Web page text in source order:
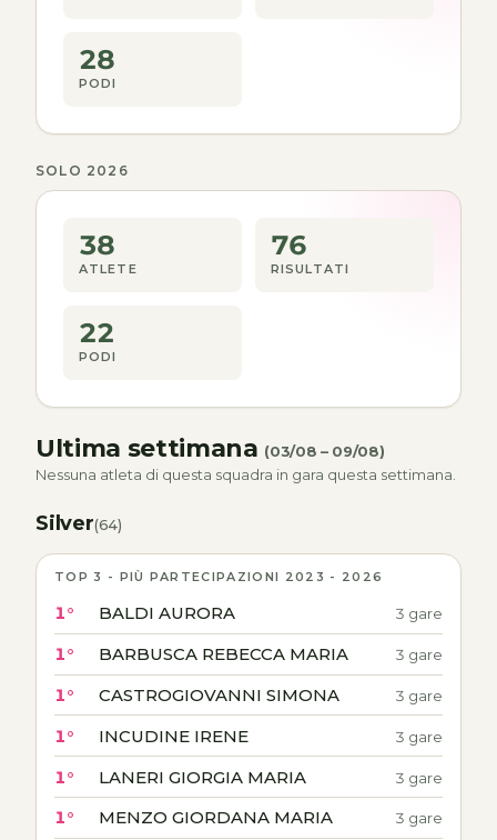
28
PODI
SOLO 2026
38
ATLETE
76
RISULTATI
22
PODI
Ultima settimana (03/08 – 09/08)
Nessuna atleta di questa squadra in gara questa settimana.
Silver(64)
TOP 3 - PIÙ PARTECIPAZIONI 2023 - 2026
1° BALDI AURORA 3 gare
1° BARBUSCA REBECCA MARIA 3 gare
1° CASTROGIOVANNI SIMONA 3 gare
1° INCUDINE IRENE 3 gare
1° LANERI GIORGIA MARIA 3 gare
1° MENZO GIORDANA MARIA 3 gare